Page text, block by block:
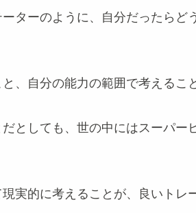
ターのように、自分だったらど
、自分の能力の範囲で考えるこ
としても、世の中にはスーパー
実的に考えることが、良いトレ